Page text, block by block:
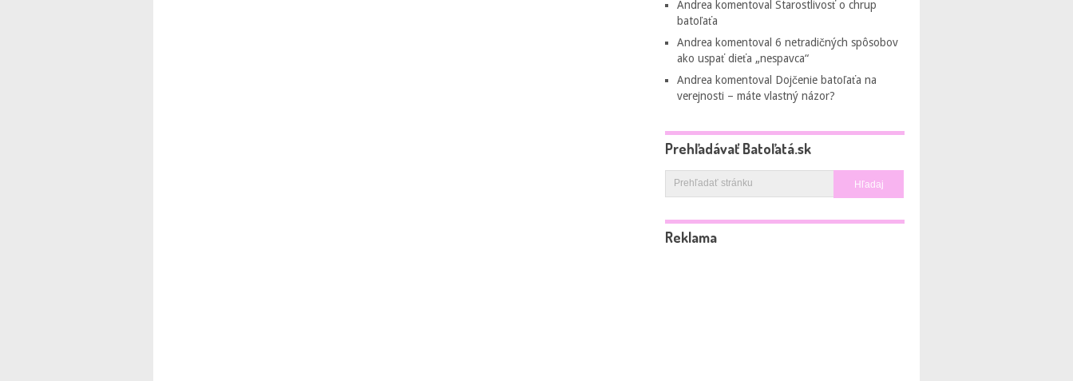
Andrea komentoval Starostlivosť o chrup
batoľaťa
Andrea komentoval 6 netradičných spôsobov
ako uspať dieťa „nespavca“
Andrea komentoval Dojčenie batoľaťa na
verejnosti – máte vlastný názor?
Prehľadávať Batoľatá.sk
Reklama